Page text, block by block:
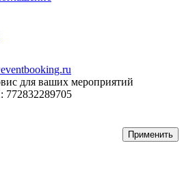
для ваших мероприятий
Применить